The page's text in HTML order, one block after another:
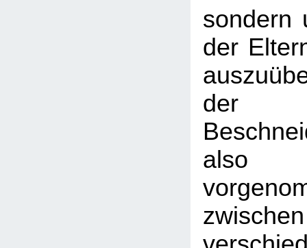
sondern
der
der
also
zwischen